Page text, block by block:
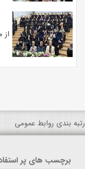
رتبه بندی روابط عمومی
برچسب های پر